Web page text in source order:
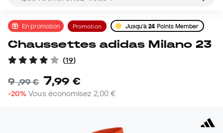
En promotion Promotion Jusqu'à24 Points Member
Chaussettes adidas Milano 23
(19)
9,99 € 7,99 €
-20% Vous économisez 2,00 €